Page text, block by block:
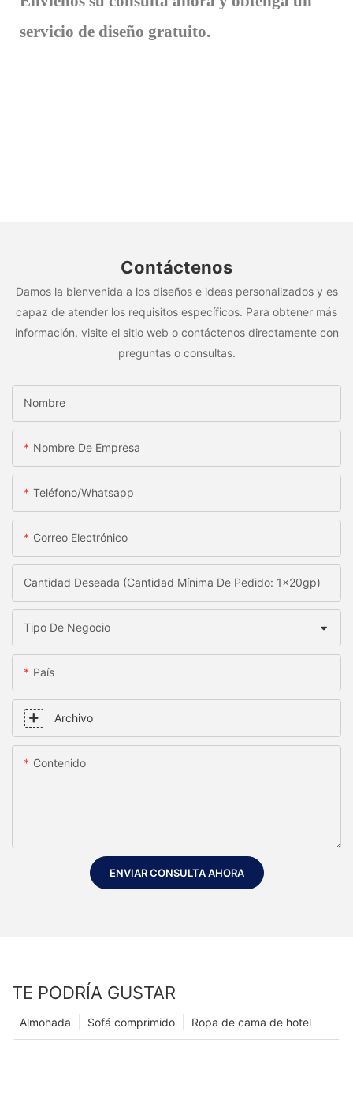
servicio de diseño gratuito.
Contáctenos
Damos la bienvenida a los diseños e ideas personalizados y es
capaz de atender los requisitos específicos. Para obtener más
información, visite el sitio web o contáctenos directamente con
preguntas o consultas.
Nombre
Nombre De Empresa
Teléfono/whatsapp
Correo Electrónico
Cantidad Deseada (Cantidad Mínima De Pedido: 1x20gp)
Tipo De Negocio
País
Archivo
Contenido
ENVIAR CONSULTA AHORA
TE PODRÍA GUSTAR
Ropa de cama de hotel
Sofá comprimido
Almohada